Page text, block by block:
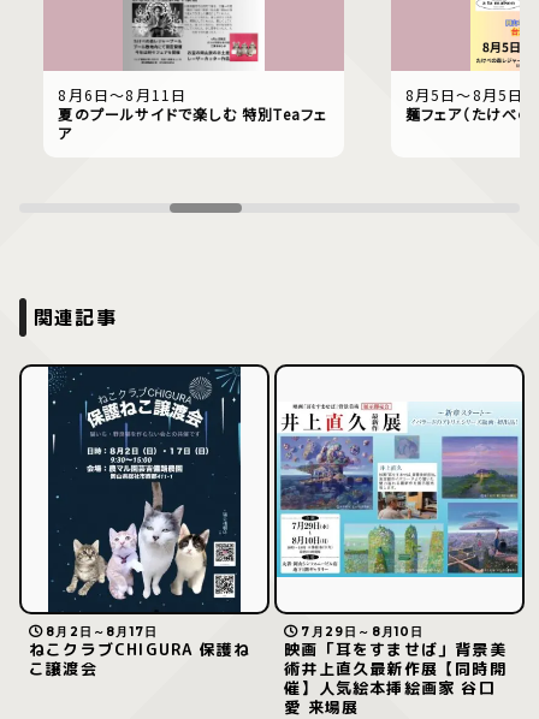
8月6日〜8月11日
夏のプールサイドで楽しむ 特別Teaフェ
ア
8月5日〜8月5日
麺フェア（たけべ
関連記事
8月2日～8月17日
ねこクラブCHIGURA 保護ね
こ譲渡会
7月29日～8月10日
映画「耳をすませば」背景美
術井上直久最新作展【同時開
催】人気絵本挿絵画家 谷口
愛 来場展